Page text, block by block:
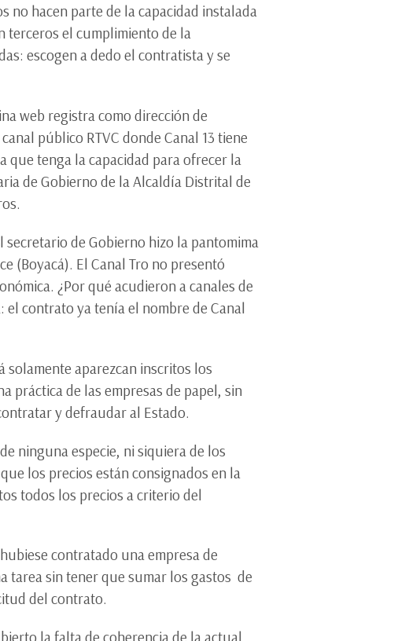
no hacen parte de la capacidad instalada
terceros el cumplimiento de la
escogen a dedo el contratista y se
web registra como dirección de
público RTVC donde Canal 13 tiene
que tenga la capacidad para ofrecer la
de Gobierno de la Alcaldía Distrital de
de Gobierno hizo la pantomima
(Boyacá). El Canal Tro no presentó
¿Por qué acudieron a canales de
el contrato ya tenía el nombre de Canal
solamente aparezcan inscritos los
práctica de las empresas de papel, sin
y defraudar al Estado.
ninguna especie, ni siquiera de los
los precios están consignados en la
todos los precios a criterio del
contratado una empresa de
tarea sin tener que sumar los gastos de
del contrato.